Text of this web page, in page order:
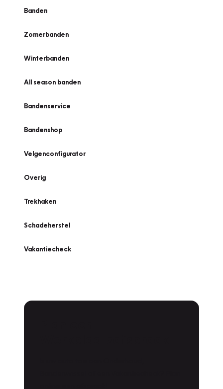
Banden
Zomerbanden
Winterbanden
All season banden
Bandenservice
Bandenshop
Velgenconfigurator
Overig
Trekhaken
Schadeherstel
Vakantiecheck